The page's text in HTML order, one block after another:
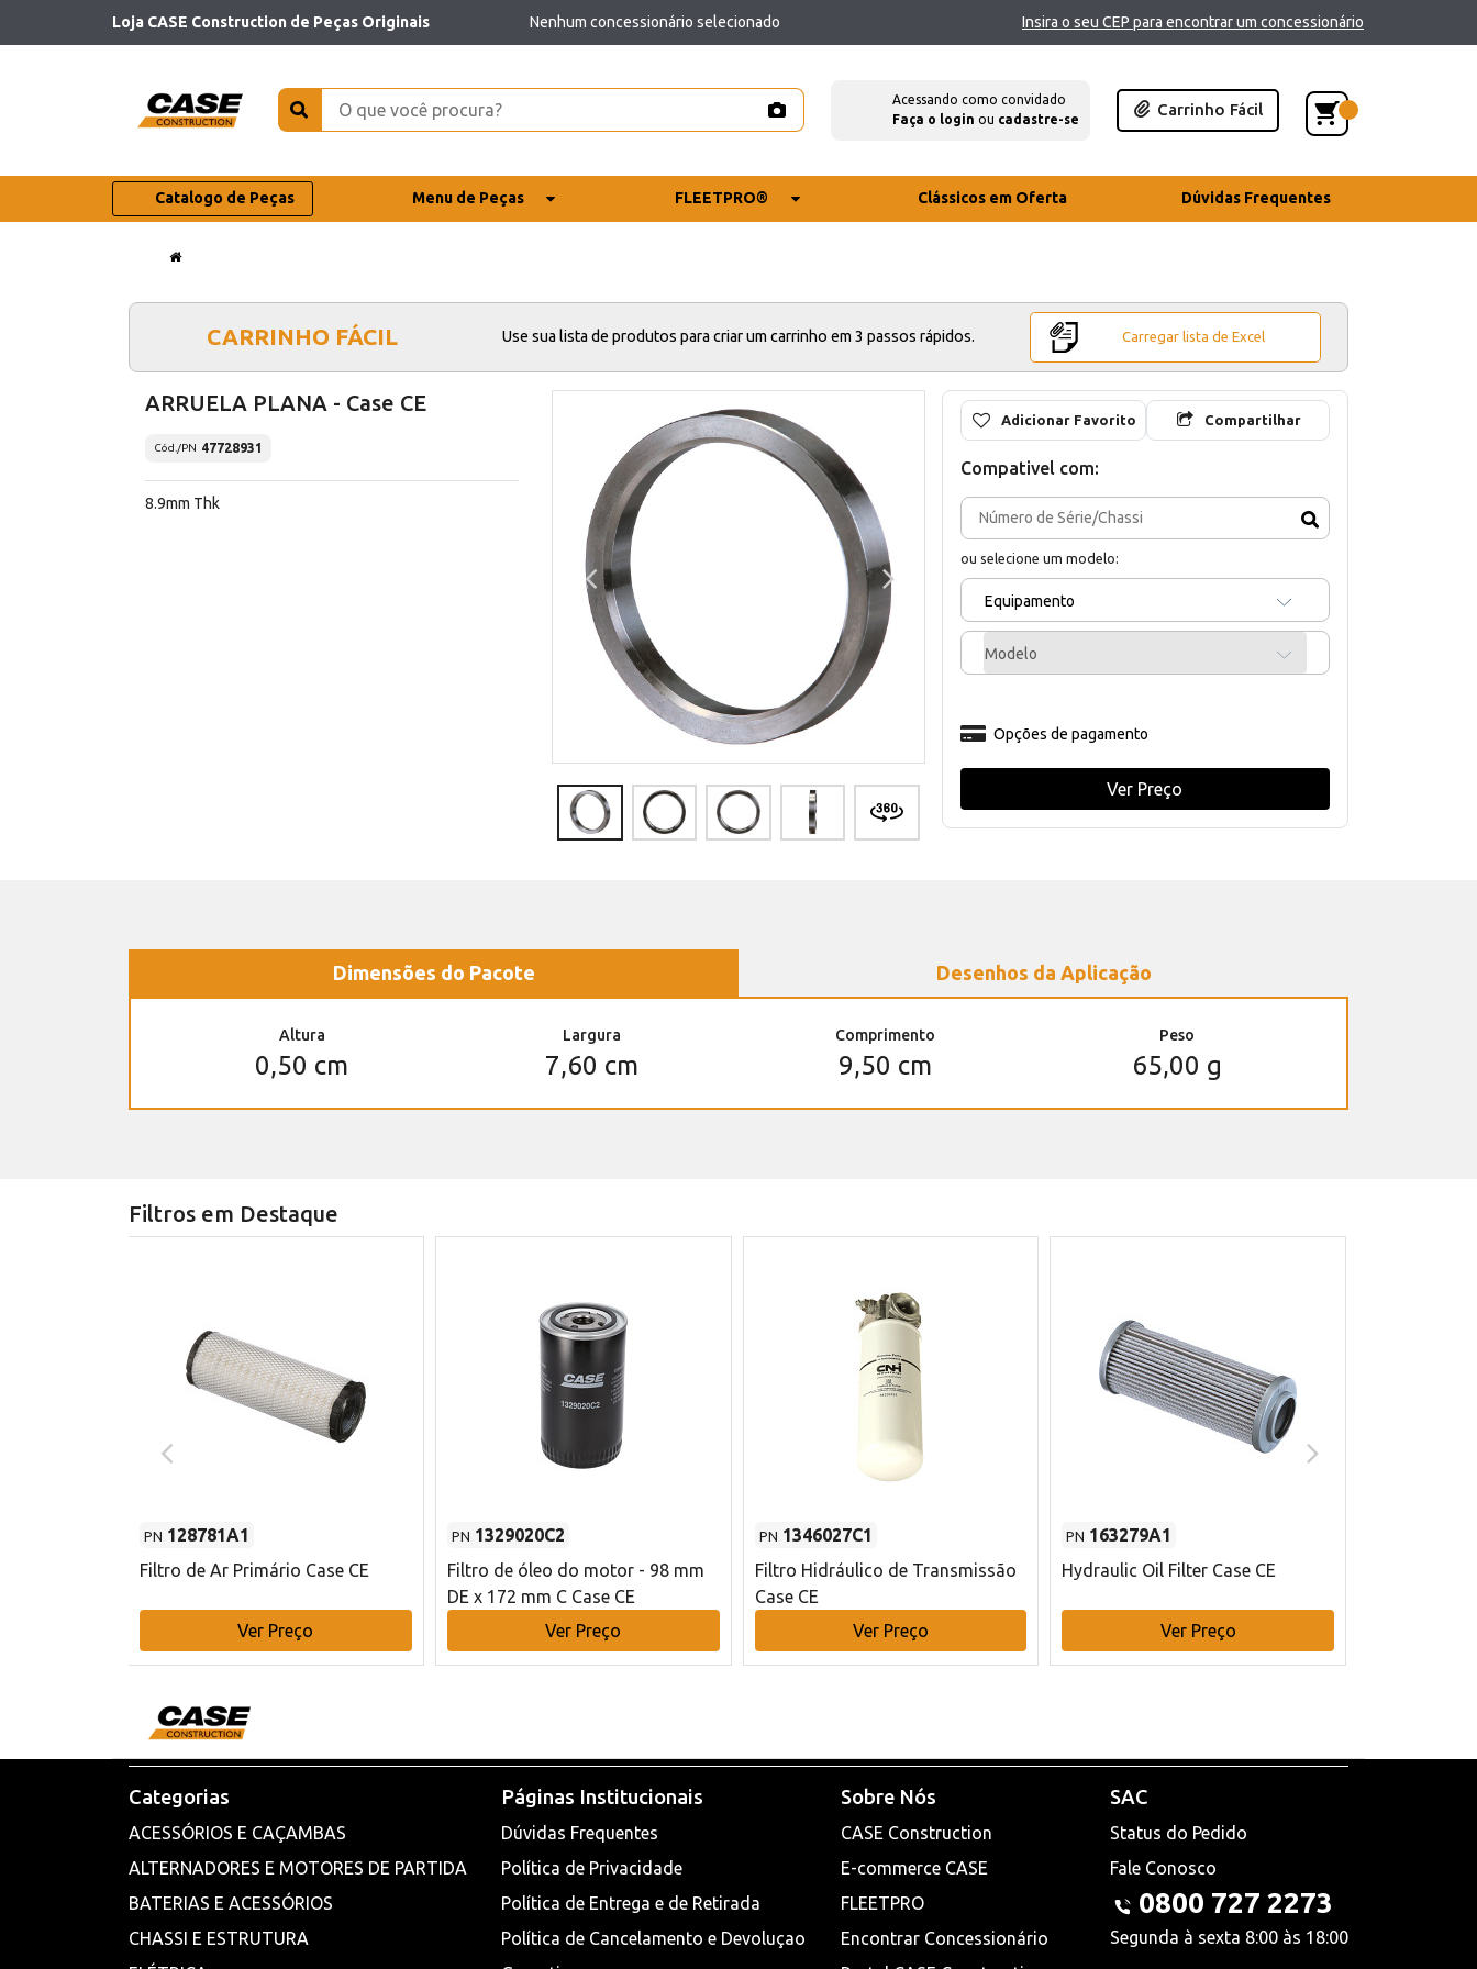
Loja CASE Construction de Peças Originais Nenhum concessionário selecionado Insira o seu CEP para encontrar um concessionário
Acessando como convidado
Faça o login ou cadastre-se
Carrinho Fácil
Catalogo de Peças Menu de Peças FLEETPRO® Clássicos em Oferta Dúvidas Frequentes
CARRINHO FÁCIL Use sua lista de produtos para criar um carrinho em 3 passos rápidos. Carregar lista de Excel
ARRUELA PLANA - Case CE
Cód./PN 47728931
8.9mm Thk
Adicionar Favorito Compartilhar
Compativel com:
ou selecione um modelo:
Equipamento
Modelo
Opções de pagamento
Ver Preço
Dimensões do Pacote Desenhos da Aplicação
Altura
0,50 cm
Largura
7,60 cm
Comprimento
9,50 cm
Peso
65,00 g
Filtros em Destaque
PN 128781A1
Filtro de Ar Primário Case CE
Ver Preço
PN 1329020C2
Filtro de óleo do motor - 98 mm
DE x 172 mm C Case CE
Ver Preço
PN 1346027C1
Filtro Hidráulico de Transmissão
Case CE
Ver Preço
PN 163279A1
Hydraulic Oil Filter Case CE
Ver Preço
Categorias
ACESSÓRIOS E CAÇAMBAS
ALTERNADORES E MOTORES DE PARTIDA
BATERIAS E ACESSÓRIOS
CHASSI E ESTRUTURA
Páginas Institucionais
Dúvidas Frequentes
Política de Privacidade
Política de Entrega e de Retirada
Política de Cancelamento e Devoluçao
Sobre Nós
CASE Construction
E-commerce CASE
FLEETPRO
Encontrar Concessionário
SAC
Status do Pedido
Fale Conosco
0800 727 2273
Segunda à sexta 8:00 às 18:00